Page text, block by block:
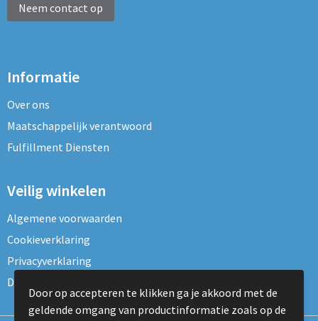
Neem contact op
Informatie
Over ons
Maatschappelijk verantwoord
Fulfillment Diensten
Veilig winkelen
Algemene voorwaarden
Cookieverklaring
Privacyverklaring
Disclaimer
Door op accepteren te klikken ga je akkoord met de
geldende omgang van productinformatie zoals op de